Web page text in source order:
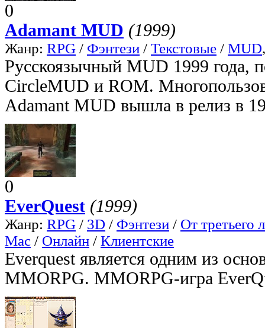
0
Adamant MUD (1999)
Жанр: RPG / Фэнтези / Текстовые / MUD
Русскоязычный MUD 1999 года,
CircleMUD и ROM.
Adamant MUD вышла в релиз в
0
EverQuest (1999)
Жанр: RPG / 3D / Фэнтези / От третьего
Mac / Онлайн / Клиентские
Everquest является одним из
MMORPG. MMORPG-игра